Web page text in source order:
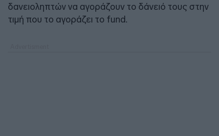
δανειοληπτών να αγοράζουν το δάνειό τους στην
τιμή που το αγοράζει το fund.